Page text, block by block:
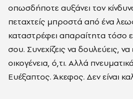
οπωσδήποτε αυξάνει τον
πεταχτείς μπροστά από ένα
καταστρέφει απαραίτητα τόσο
σου. Συνεχίζεις να δουλεύεις, να
οικογένεια, ό,τι. Αλλά
Ευέξαπτος. Άκεφος. Δεν είναι